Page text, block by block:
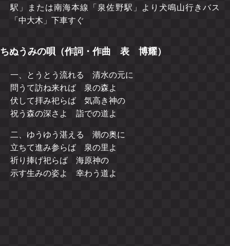
駅」または南海本線「泉佐野駅」より犬鳴山行きバス
「中大木」下車すぐ
ちぬうみの唄（作詞・作曲 表 博耀）
一、とうとう流れる 清水の元に
問うて訪ね来れば 泉の森よ
伏して拝み祀らば 気高き神の
祝う森の深さよ 詣での道よ
二、ゆうゆう湛える 潮の奥に
立ちて進み参らば 泉の里よ
祈り捧げ祀らば 海原神の
示す生みの姿よ 幸わう道よ